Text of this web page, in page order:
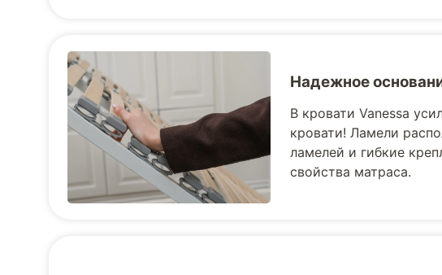
Надежное
В кровати Vanessa
кровати! Ламели
ламелей и гибкие
свойства матраса.